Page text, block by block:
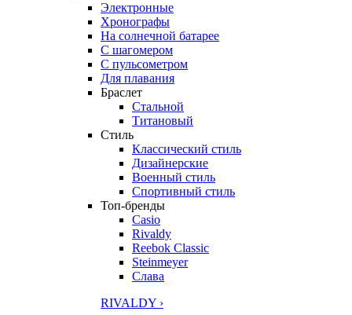
Электронные
Хронографы
На солнечной батарее
С шагомером
С пульсометром
Для плавания
Браслет
Стальной
Титановый
Стиль
Классический стиль
Дизайнерские
Военный стиль
Спортивный стиль
Топ-бренды
Casio
Rivaldy
Reebok Classic
Steinmeyer
Слава
RIVALDY ›